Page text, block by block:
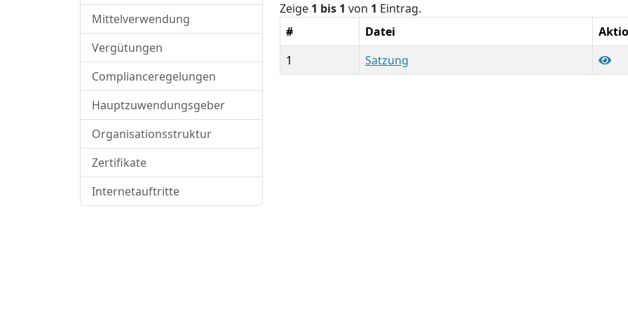
Mittelverwendung
Vergütungen
Complianceregelungen
Hauptzuwendungsgeber
Organisationsstruktur
Zertifikate
Internetauftritte
Zeige 1 bis 1 von 1 Eintrag.
#
Datei
1
Satzung